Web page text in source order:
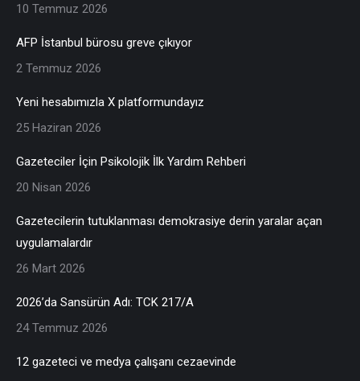
10 Temmuz 2026
AFP İstanbul bürosu greve çıkıyor
2 Temmuz 2026
Yeni hesabımızla X platformundayız
25 Haziran 2026
Gazeteciler İçin Psikolojik İlk Yardım Rehberi
20 Nisan 2026
Gazetecilerin tutuklanması demokrasiye derin yaralar açan
uygulamalardır
26 Mart 2026
2026’da Sansürün Adı: TCK 217/A
24 Temmuz 2026
12 gazeteci ve medya çalışanı cezaevinde